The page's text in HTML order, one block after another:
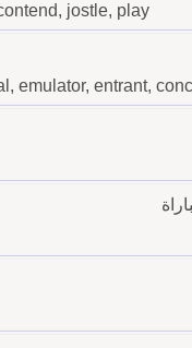
jostle, play
emulator, entrant,